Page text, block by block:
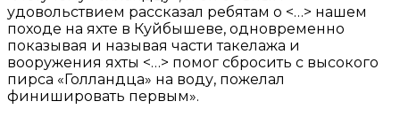
удовольствием рассказал ребятам о <…> нашем
походе на яхте в Куйбышеве, одновременно
показывая и называя части такелажа и
вооружения яхты <…> помог сбросить с высокого
пирса «Голландца» на воду, пожелал
финишировать первым».